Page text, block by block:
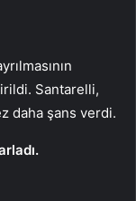
Santarelli,
daha şans verdi.